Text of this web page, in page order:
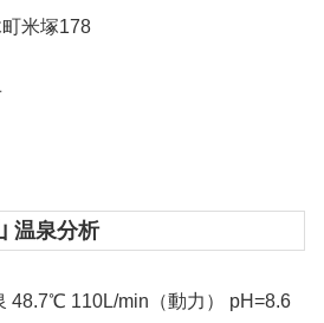
米塚178
温泉分析
48.7℃ 110L/min（動力） pH=8.6